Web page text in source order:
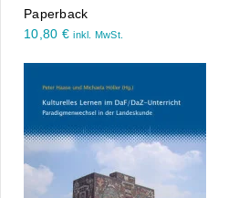
Paperback
10,80 € inkl. MwSt.